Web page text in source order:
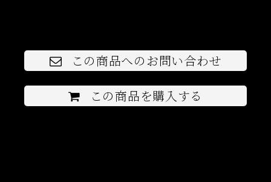
この商品へのお問い合わせ
この商品を購入する